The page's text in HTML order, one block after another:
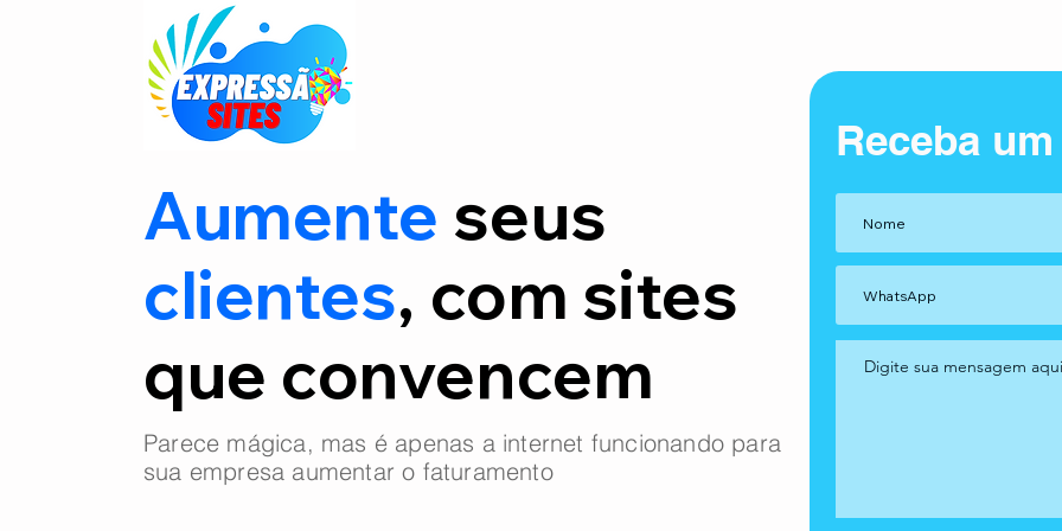
Aumente seus
clientes, com sites
que convencem
Parece mágica, mas é apenas a internet funcionando para
sua empresa aumentar o faturamento
Receba